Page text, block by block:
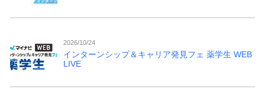
2026/10/24
インターンシップ＆キャリア発見フェ 薬学生 WEB
LIVE